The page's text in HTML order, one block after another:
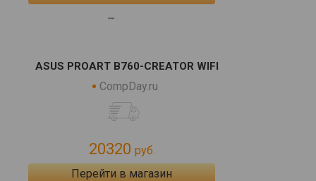
ASUS PROART B760-CREATOR WIFI
CompDay.ru
20320 руб.
Перейти в магазин